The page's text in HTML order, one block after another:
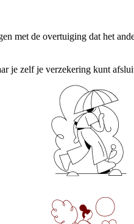
met de overtuiging dat het
je zelf je verzekering kunt